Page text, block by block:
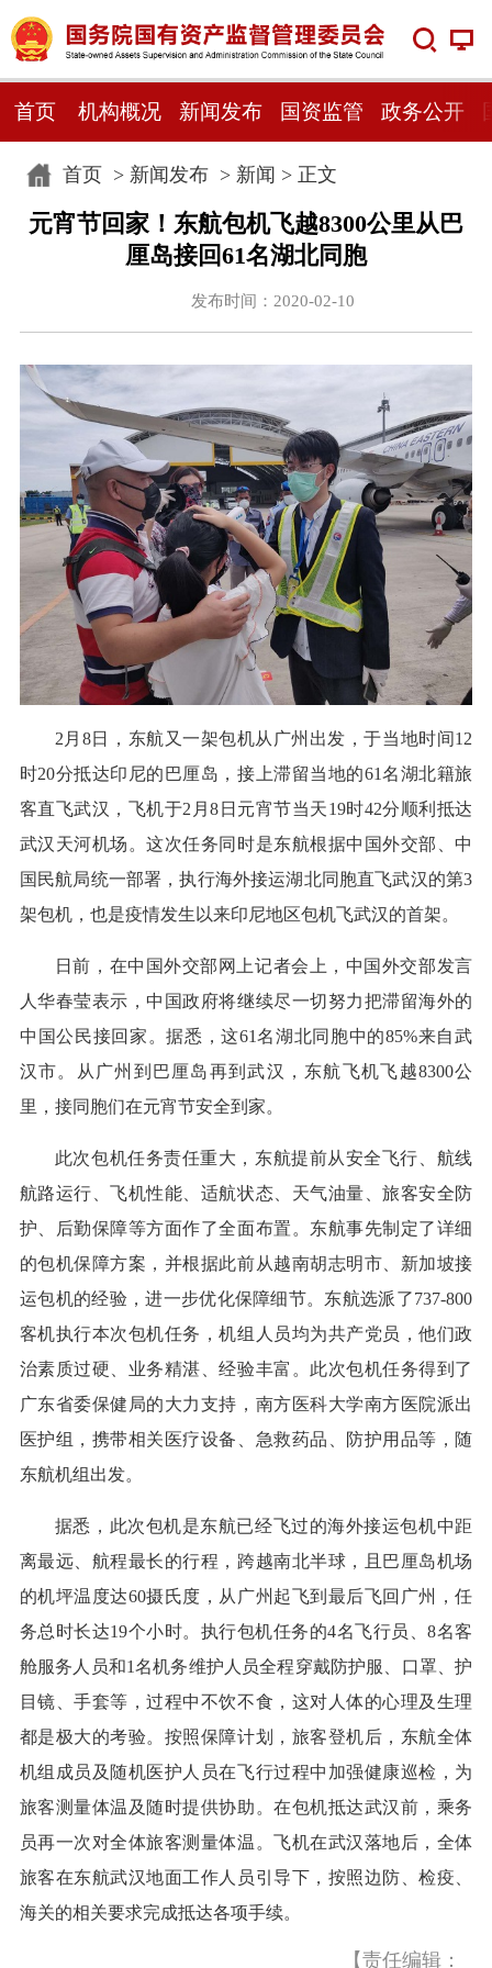
首页 机构概况 新闻发布 国资监管 政务公开
首页> 新闻发布> 新闻 > 正文
元宵节回家！东航包机飞越8300公里从巴
厘岛接回61名湖北同胞
发布时间：2020-02-10
2月8日，东航又一架包机从广州出发，于当地时间12
时20分抵达印尼的巴厘岛，接上滞留当地的61名湖北籍旅
客直飞武汉，飞机于2月8日元宵节当天19时42分顺利抵达
武汉天河机场。这次任务同时是东航根据中国外交部、中
国民航局统一部署，执行海外接运湖北同胞直飞武汉的第3
架包机，也是疫情发生以来印尼地区包机飞武汉的首架。
日前，在中国外交部网上记者会上，中国外交部发言
人华春莹表示，中国政府将继续尽一切努力把滞留海外的
中国公民接回家。据悉，这61名湖北同胞中的85%来自武
汉市。从广州到巴厘岛再到武汉，东航飞机飞越8300公
里，接同胞们在元宵节安全到家。
此次包机任务责任重大，东航提前从安全飞行、航线
航路运行、飞机性能、适航状态、天气油量、旅客安全防
护、后勤保障等方面作了全面布置。东航事先制定了详细
的包机保障方案，并根据此前从越南胡志明市、新加坡接
运包机的经验，进一步优化保障细节。东航选派了737-800
客机执行本次包机任务，机组人员均为共产党员，他们政
治素质过硬、业务精湛、经验丰富。此次包机任务得到了
广东省委保健局的大力支持，南方医科大学南方医院派出
医护组，携带相关医疗设备、急救药品、防护用品等，随
东航机组出发。
据悉，此次包机是东航已经飞过的海外接运包机中距
离最远、航程最长的行程，跨越南北半球，且巴厘岛机场
的机坪温度达60摄氏度，从广州起飞到最后飞回广州，任
务总时长达19个小时。执行包机任务的4名飞行员、8名客
舱服务人员和1名机务维护人员全程穿戴防护服、口罩、护
目镜、手套等，过程中不饮不食，这对人体的心理及生理
都是极大的考验。按照保障计划，旅客登机后，东航全体
机组成员及随机医护人员在飞行过程中加强健康巡检，为
旅客测量体温及随时提供协助。在包机抵达武汉前，乘务
员再一次对全体旅客测量体温。飞机在武汉落地后，全体
旅客在东航武汉地面工作人员引导下，按照边防、检疫、
海关的相关要求完成抵达各项手续。
【责任编辑：